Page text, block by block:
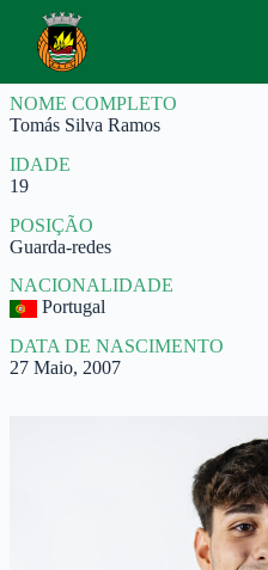
a
r
p
r
a
o
c
o
n
t
e
ú
d
NOME COMPLETO
Tomás Silva Ramos
IDADE
19
POSIÇÃO
Guarda-redes
NACIONALIDADE
Portugal
DATA DE NASCIMENTO
27 Maio, 2007